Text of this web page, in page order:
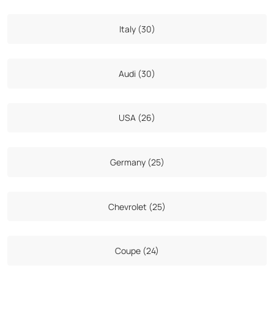
Italy (30)
Audi (30)
USA (26)
Germany (25)
Chevrolet (25)
Coupe (24)